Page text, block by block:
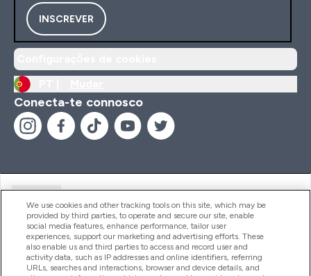
INSCREVER
Conecta-te connosco
Produtos
We use cookies and other tracking tools on this site, which may be
provided by third parties, to operate and secure our site, enable
social media features, enhance performance, tailor user
experiences, support our marketing and advertising efforts. These
also enable us and third parties to access and record user and
activity data, such as IP addresses and online identifiers, referring
URLs, searches and interactions, browser and device details, and